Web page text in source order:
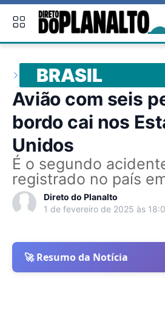
BRASIL
Avião com seis
bordo cai nos
Unidos
É o segundo
registrado no país
Direto do Planalto
1 de fevereiro de 2025 às
🚀 Resumo da Notícia